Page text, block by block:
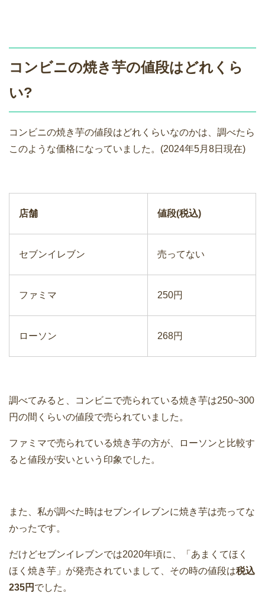
コンビニの焼き芋の値段はどれくら
い?
コンビニの焼き芋の値段はどれくらいなのかは、調べたら
このような価格になっていました。(2024年5月8日現在)
店舗 値段(税込)
セブンイレブン 売ってない
ファミマ 250円
ローソン 268円
調べてみると、コンビニで売られている焼き芋は250~300
円の間くらいの値段で売られていました。
ファミマで売られている焼き芋の方が、ローソンと比較す
ると値段が安いという印象でした。
また、私が調べた時はセブンイレブンに焼き芋は売ってな
かったです。
だけどセブンイレブンでは2020年頃に、「あまくてほく
ほく焼き芋」が発売されていまして、その時の値段は税込
235円 でした。